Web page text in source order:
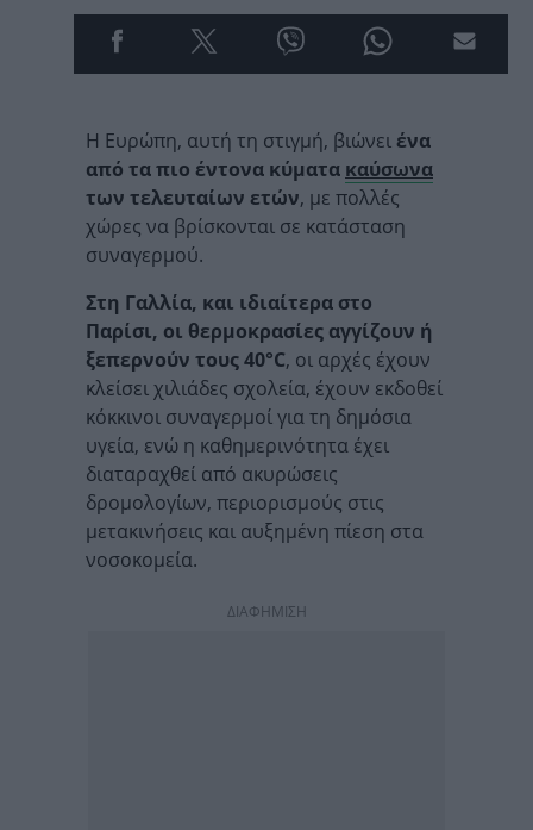
Η Ευρώπη, αυτή τη στιγμή, βιώνει ένα
από τα πιο έντονα κύματα καύσωνα
των τελευταίων ετών, με πολλές
χώρες να βρίσκονται σε κατάσταση
συναγερμού.
Στη Γαλλία, και ιδιαίτερα στο
Παρίσι, οι θερμοκρασίες αγγίζουν ή
ξεπερνούν τους 40°C, οι αρχές έχουν
κλείσει χιλιάδες σχολεία, έχουν εκδοθεί
κόκκινοι συναγερμοί για τη δημόσια
υγεία, ενώ η καθημερινότητα έχει
διαταραχθεί από ακυρώσεις
δρομολογίων, περιορισμούς στις
μετακινήσεις και αυξημένη πίεση στα
νοσοκομεία.
ΔΙΑΦΗΜΙΣΗ